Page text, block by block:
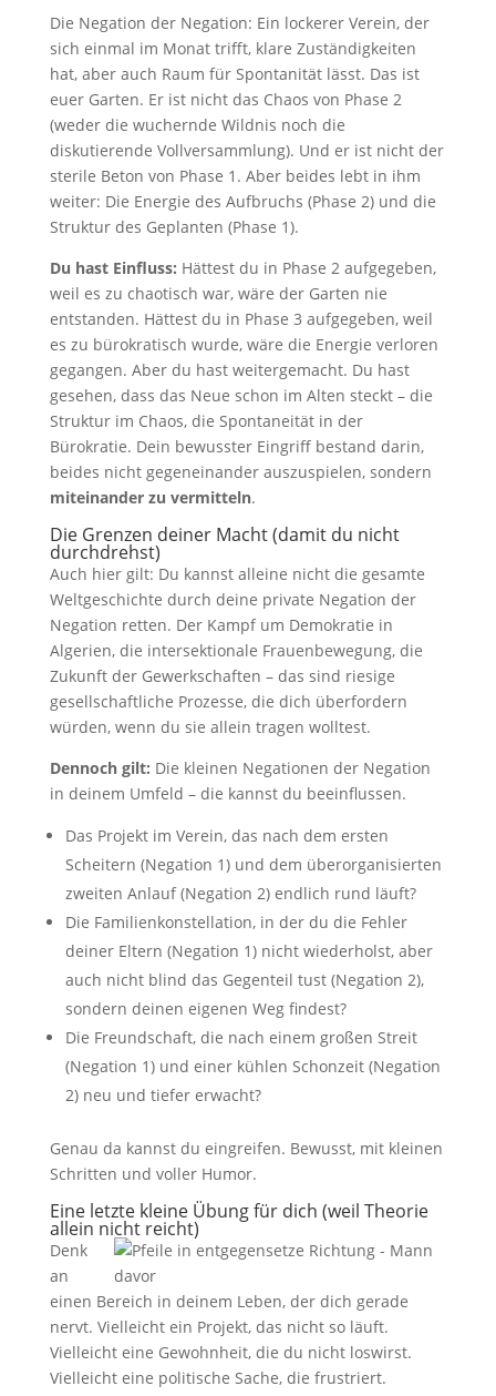
Die Negation der Negation: Ein lockerer Verein, der
sich einmal im Monat trifft, klare Zuständigkeiten
hat, aber auch Raum für Spontanität lässt. Das ist
euer Garten. Er ist nicht das Chaos von Phase 2
(weder die wuchernde Wildnis noch die
diskutierende Vollversammlung). Und er ist nicht der
sterile Beton von Phase 1. Aber beides lebt in ihm
weiter: Die Energie des Aufbruchs (Phase 2) und die
Struktur des Geplanten (Phase 1).
Du hast Einfluss: Hättest du in Phase 2 aufgegeben,
weil es zu chaotisch war, wäre der Garten nie
entstanden. Hättest du in Phase 3 aufgegeben, weil
es zu bürokratisch wurde, wäre die Energie verloren
gegangen. Aber du hast weitergemacht. Du hast
gesehen, dass das Neue schon im Alten steckt – die
Struktur im Chaos, die Spontaneität in der
Bürokratie. Dein bewusster Eingriff bestand darin,
beides nicht gegeneinander auszuspielen, sondern
miteinander zu vermitteln.
Die Grenzen deiner Macht (damit du nicht
durchdrehst)
Auch hier gilt: Du kannst alleine nicht die gesamte
Weltgeschichte durch deine private Negation der
Negation retten. Der Kampf um Demokratie in
Algerien, die intersektionale Frauenbewegung, die
Zukunft der Gewerkschaften – das sind riesige
gesellschaftliche Prozesse, die dich überfordern
würden, wenn du sie allein tragen wolltest.
Dennoch gilt: Die kleinen Negationen der Negation
in deinem Umfeld – die kannst du beeinflussen.
Das Projekt im Verein, das nach dem ersten
Scheitern (Negation 1) und dem überorganisierten
zweiten Anlauf (Negation 2) endlich rund läuft?
Die Familienkonstellation, in der du die Fehler
deiner Eltern (Negation 1) nicht wiederholst, aber
auch nicht blind das Gegenteil tust (Negation 2),
sondern deinen eigenen Weg findest?
Die Freundschaft, die nach einem großen Streit
(Negation 1) und einer kühlen Schonzeit (Negation
2) neu und tiefer erwacht?
Genau da kannst du eingreifen. Bewusst, mit kleinen
Schritten und voller Humor.
Eine letzte kleine Übung für dich (weil Theorie
allein nicht reicht)
Denk
an
einen Bereich in deinem Leben, der dich gerade
nervt. Vielleicht ein Projekt, das nicht so läuft.
Vielleicht eine Gewohnheit, die du nicht loswirst.
Vielleicht eine politische Sache, die frustriert.